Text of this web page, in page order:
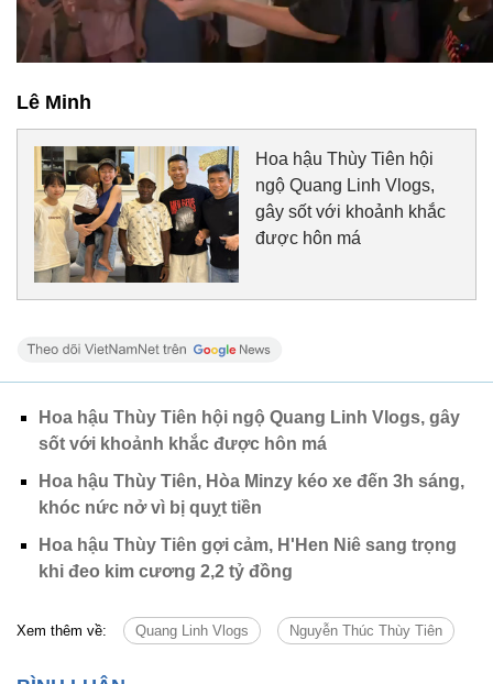
Lê Minh
Hoa hậu Thùy Tiên hội
ngộ Quang Linh Vlogs,
gây sốt với khoảnh khắc
được hôn má
Hoa hậu Thùy Tiên hội ngộ Quang Linh Vlogs, gây
sốt với khoảnh khắc được hôn má
Hoa hậu Thùy Tiên, Hòa Minzy kéo xe đến 3h sáng,
khóc nức nở vì bị quỵt tiền
Hoa hậu Thùy Tiên gợi cảm, H'Hen Niê sang trọng
khi đeo kim cương 2,2 tỷ đồng
Xem thêm về: Quang Linh Vlogs Nguyễn Thúc Thùy Tiên